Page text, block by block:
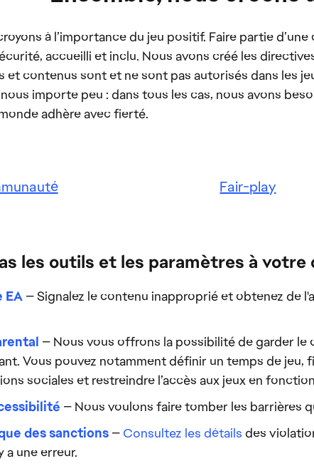
à l’importance du jeu positif. Faire partie
accueilli et inclu. Nous avons créé les
contenus sont et ne sont pas autorisés dans les
importe peu : dans tous les cas, nous avons
adhère avec fierté.
Fair-play
les outils et les paramètres à
EA — Signalez le contenu inapproprié et obtenez de
— Nous vous offrons la possibilité de garder
Vous pouvez notamment définir un temps de jeu,
sociales et restreindre l’accès aux jeux en
— Nous voulons faire tomber les barrières
des sanctions — Consultez les détails des
a une erreur.